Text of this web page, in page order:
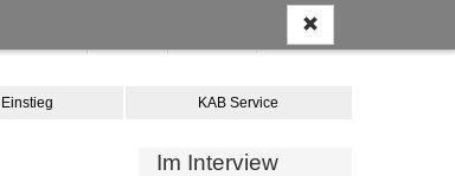
Warenkorb
Einstieg KAB Service
Im Interview